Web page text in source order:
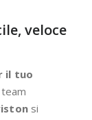
veloce
il tuo
si